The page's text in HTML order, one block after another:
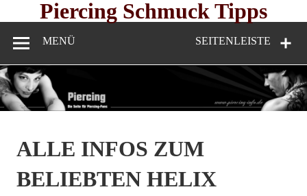
Piercing Schmuck Tipps
SEITENLEISTE
MENÜ
ALLE INFOS ZUM
BELIEBTEN HELIX